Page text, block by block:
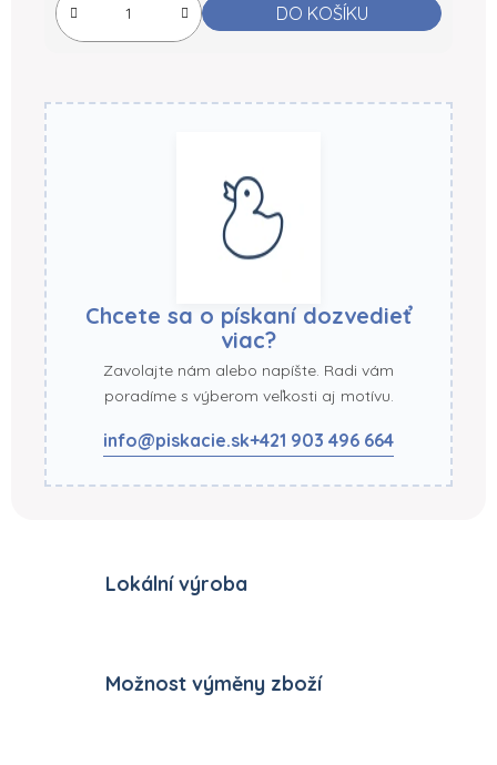
DO KOŠÍKU
Chcete sa o pískaní dozvedieť
viac?
Zavolajte nám alebo napíšte. Radi vám
poradíme s výberom veľkosti aj motívu.
info@piskacie.sk+421 903 496 664
Lokální výroba
Možnost výměny zboží